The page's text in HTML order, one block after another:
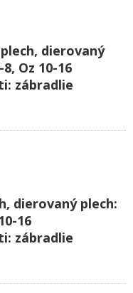
dierovaný
Oz 10-16
zábradlie
dierovaný plech:
16
zábradlie